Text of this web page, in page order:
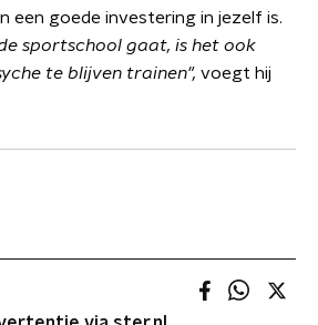
een goede investering in jezelf is.
sportschool gaat, is het ook
te blijven trainen", voegt hij